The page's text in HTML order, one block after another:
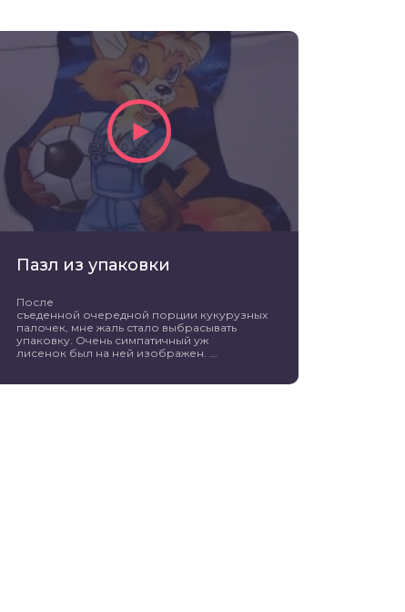
Пазл из упаковки
После
съеденной очередной порции кукурузных
палочек, мне жаль стало выбрасывать
упаковку. Очень симпатичный уж
лисенок был на ней изображен. ...